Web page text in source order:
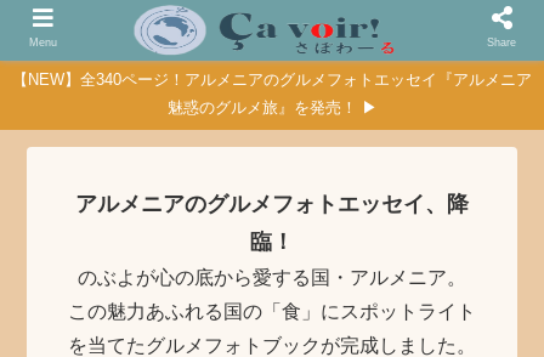
【NEW】全340ページ！アルメニアのグルメフォトエッセイ『アルメニア
魅惑のグルメ旅』を発売！ ▶
アルメニアのグルメフォトエッセイ、降
臨！
のぶよが心の底から愛する国・アルメニア。
この魅力あふれる国の「食」にスポットライト
を当てたグルメフォトブックが完成しました。
Menu Share